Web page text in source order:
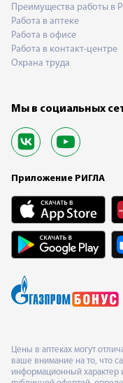
Преимущества работы в
Работа в аптеке
Работа в офисе
Работа в контакт-центре
Охрана труда
Мы в социальных
Приложение РИГЛА
Цены в аптеках могут
ваше внимание на то, что
информационный характер